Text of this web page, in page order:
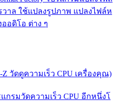
วาล ใช้แปลงรูปภาพ แปลงไฟล์ห
ออดิโอ ต่าง ๆ
Z วัดดูความเร็ว CPU เครื่องคุณ)
กรมวัดความเร็ว CPU อีกหนึ่งโ